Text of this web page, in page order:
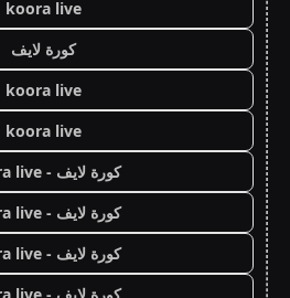
koora live
كورة لايف
koora live
koora live
كورة لايف - koora live
كورة لايف - koora live
كورة لايف - koora live
كورة لايف - koora live